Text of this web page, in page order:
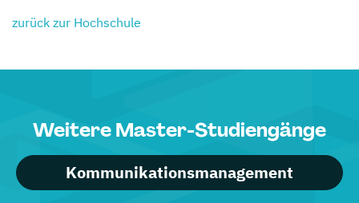
zurück zur Hochschule
Weitere Master-Studiengänge
Kommunikationsmanagement